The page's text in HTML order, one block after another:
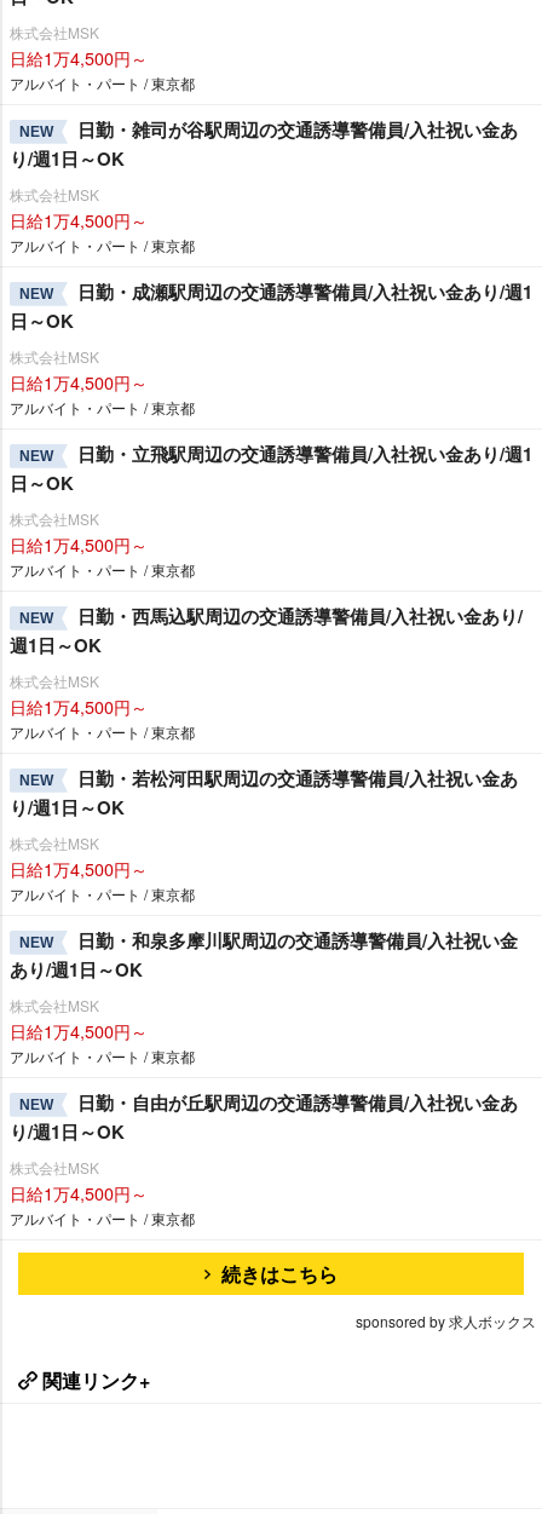
株式会社MSK
日給1万4,500円～
アルバイト・パート / 東京都
NEW
日勤・雑司が谷駅周辺の交通誘導警備員/入社祝い金あ
り/週1日～OK
株式会社MSK
日給1万4,500円～
アルバイト・パート / 東京都
NEW
日勤・成瀬駅周辺の交通誘導警備員/入社祝い金あり/週1
日～OK
株式会社MSK
日給1万4,500円～
アルバイト・パート / 東京都
NEW
日勤・立飛駅周辺の交通誘導警備員/入社祝い金あり/週1
日～OK
株式会社MSK
日給1万4,500円～
アルバイト・パート / 東京都
NEW
日勤・西馬込駅周辺の交通誘導警備員/入社祝い金あり/
週1日～OK
株式会社MSK
日給1万4,500円～
アルバイト・パート / 東京都
NEW
日勤・若松河田駅周辺の交通誘導警備員/入社祝い金あ
り/週1日～OK
株式会社MSK
日給1万4,500円～
アルバイト・パート / 東京都
NEW
日勤・和泉多摩川駅周辺の交通誘導警備員/入社祝い金
あり/週1日～OK
株式会社MSK
日給1万4,500円～
アルバイト・パート / 東京都
NEW
日勤・自由が丘駅周辺の交通誘導警備員/入社祝い金あ
り/週1日～OK
株式会社MSK
日給1万4,500円～
アルバイト・パート / 東京都
続きはこちら
sponsored by 求人ボックス
関連リンク+